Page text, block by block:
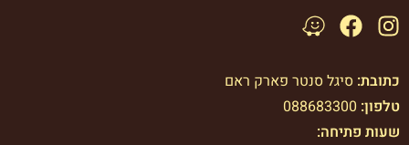
כתובת: סיגל סנטר פארק ראם
טלפון: 088683300
שעות פתיחה: